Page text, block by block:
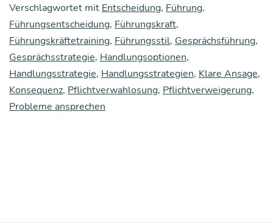
Lage
in
Bewe­
gung
zu
brin­
Verschlagwortet mit Entscheidung, Führung,
Führungsentscheidung, Führungskraft,
Führungskräftetraining, Führungsstil, Gesprächsführung,
Gesprächsstrategie, Handlungsoptionen,
Handlungsstrategie, Handlungsstrategien, Klare Ansage,
Konsequenz, Pflichtverwahlosung, Pflichtverweigerung,
Probleme ansprechen